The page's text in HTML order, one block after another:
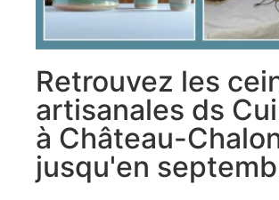
Retrouvez les
artisanales ds
à Château-
jusqu'en